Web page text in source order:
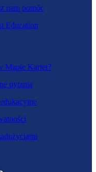
Mapie Karier?
pytania
nam pomóc
Education